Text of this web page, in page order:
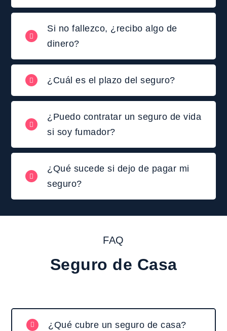
Si no fallezco, ¿recibo algo de
dinero?
¿Cuál es el plazo del seguro?
¿Puedo contratar un seguro de vida
si soy fumador?
¿Qué sucede si dejo de pagar mi
seguro?
FAQ
Seguro de Casa
¿Qué cubre un seguro de casa?